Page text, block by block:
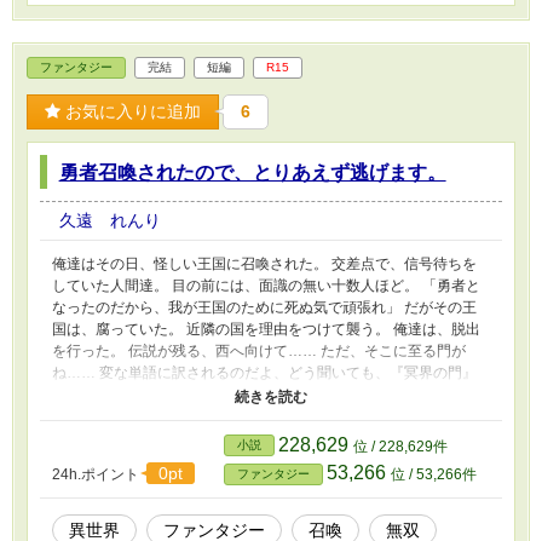
ファンタジー 完結 短編 R15
お気に入りに追加 6
勇者召喚されたので、とりあえず逃げます。
久遠 れんり
俺達はその日、怪しい王国に召喚された。 交差点で、信号待ちを
していた人間達。 目の前には、面識の無い十数人ほど。 「勇者と
なったのだから、我が王国のために死ぬ気で頑張れ」 だがその王
国は、腐っていた。 近隣の国を理由をつけて襲う。 俺達は、脱出
を行った。 伝説が残る、西へ向けて…… ただ、そこに至る門が
ね…… 変な単語に訳されるのだよ、どう聞いても、『冥界の門』
と聞こえる。 ただそこが、帰る希望。 全十二話。短編です。 この
かれていますが、法律・法令に反する行為を容認・推奨するもので
はありません。またこの物語はフィクションです。実在の人物や団
体、事件などとは関係ありません。
24h.ポイント 0pt
小説 228,629 位 / 228,629件
ファンタジー 53,266 位 / 53,266件
異世界 ファンタジー 召喚
無双